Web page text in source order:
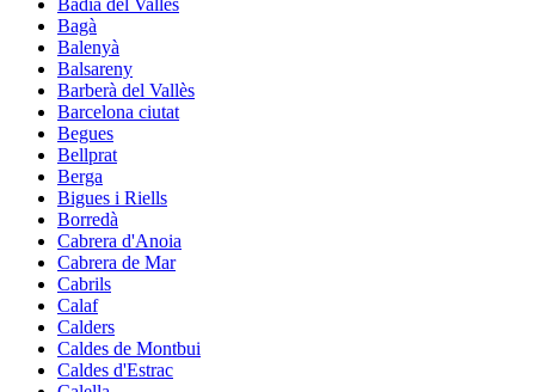
Bagà
Balenyà
Balsareny
Barberà del Vallès
Barcelona ciutat
Begues
Bellprat
Berga
Bigues i Riells
Borredà
Cabrera d'Anoia
Cabrera de Mar
Cabrils
Calaf
Calders
Caldes de Montbui
Caldes d'Estrac